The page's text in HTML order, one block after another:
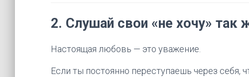
2. Слушай свои «не хочу» так
Настоящая любовь — это уважение.
Если ты постоянно переступаешь через себя,